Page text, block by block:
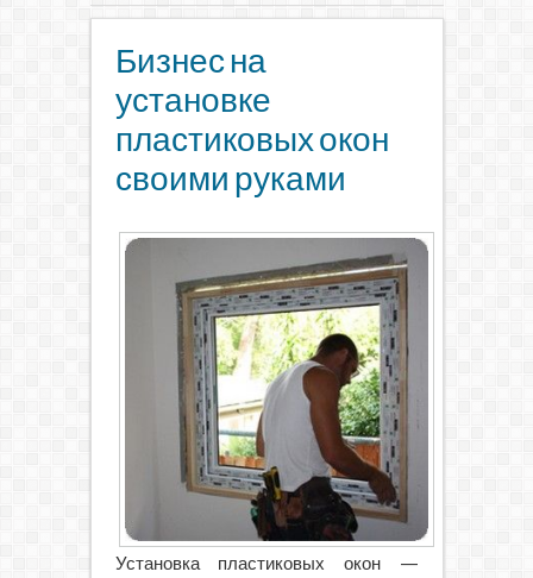
Бизнес на
установке
пластиковых окон
своими руками
Установка пластиковых окон —